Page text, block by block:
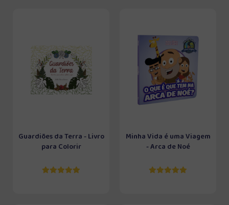
Guardiões da Terra - Livro
para Colorir
Minha Vida é uma Viagem
- Arca de Noé